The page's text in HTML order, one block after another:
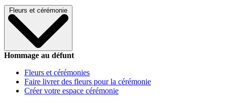
Fleurs et cérémonie
Hommage au défunt
Fleurs et cérémonies
Faire livrer des fleurs pour la cérémonie
Créer votre espace cérémonie